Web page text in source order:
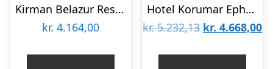
Kirman Belazur Resort & Spa Hotel
kr. 4.164,00
Hotel Korumar Ephesus Beach & Spa
kr.5.232,13 Den
kr. 4.668,00